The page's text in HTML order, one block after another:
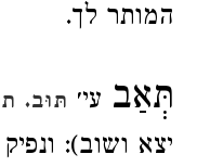
המותר לך.
תְּאַב עי׳ תּוּב.
יצא ושוב):